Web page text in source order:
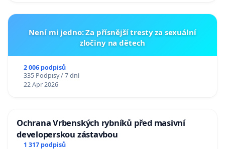
Není mi jedno: Za přísnější tresty za sexuální
zločiny na dětech
2 006 podpisů
335 Podpisy / 7 dní
22 Apr 2026
Ochrana Vrbenských rybníků před masivní
developerskou zástavbou
1 317 podpisů